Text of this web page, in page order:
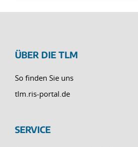
ÜBER DIE TLM
So finden Sie uns
tlm.ris-portal.de
SERVICE